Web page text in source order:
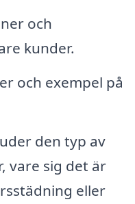
och
kunder.
och exempel på
den typ av
vare sig det är
eller